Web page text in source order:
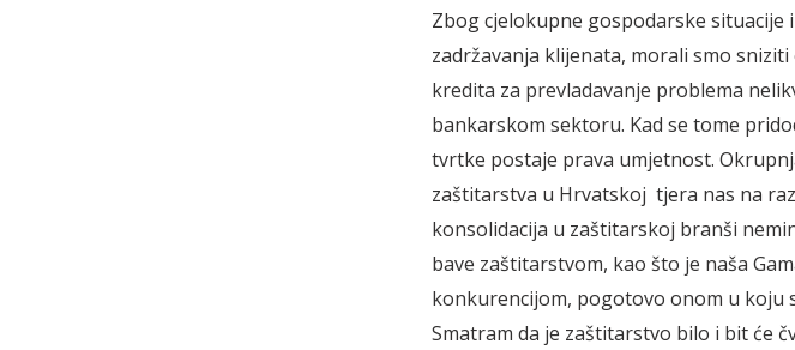
Zbog cjelokupne gospodarske situacije
zadržavanja klijenata, morali smo
kredita za prevladavanje problema
bankarskom sektoru. Kad se tome
tvrtke postaje prava umjetnost.
zaštitarstva u Hrvatskoj tjera nas na
konsolidacija u zaštitarskoj branši
bave zaštitarstvom, kao što je naša
konkurencijom, pogotovo onom u koju
Smatram da je zaštitarstvo bilo i bit će